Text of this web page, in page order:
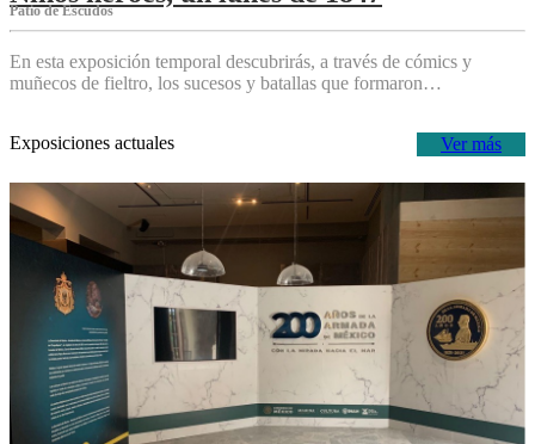
Patio de Escudos
En esta exposición temporal descubrirás, a través de cómics y
muñecos de fieltro, los sucesos y batallas que formaron…
Ver más
Exposiciones actuales